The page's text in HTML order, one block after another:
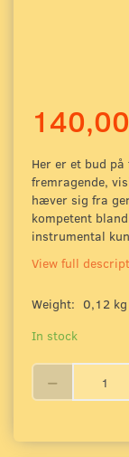
140,00
Her er et bud
fremragende,
hæver sig fra
kompetent
instrumental
View full
Weight: 0,12 kg
In stock